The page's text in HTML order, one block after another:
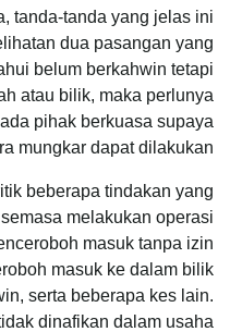
tanda-tanda yang jelas ini
dua pasangan yang
belum berkahwin tetapi
atau bilik, maka perlunya
pihak berkuasa supaya
mungkar dapat dilakukan.
beberapa tindakan yang
melakukan operasi
masuk tanpa izin
masuk ke dalam bilik
serta beberapa kes lain.
dinafikan dalam usaha